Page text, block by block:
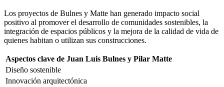
Los proyectos de Bulnes y Matte han generado impacto social
positivo al promover el desarrollo de comunidades sostenibles, la
integración de espacios públicos y la mejora de la calidad de vida de
quienes habitan o utilizan sus construcciones.
Aspectos clave de Juan Luis Bulnes y Pilar Matte
Diseño sostenible
Innovación arquitectónica